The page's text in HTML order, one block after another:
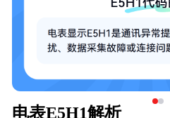
电表E5H1解析